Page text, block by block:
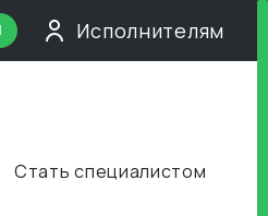
Исполнителям
Стать специалистом